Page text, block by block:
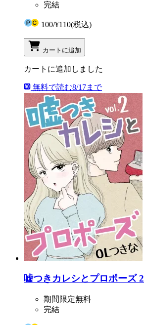
完結
100/¥110(税込)
カートに追加
カートに追加しました
無料で読む8/17まで
嘘つきカレシとプロポーズ 2
期間限定無料
完結